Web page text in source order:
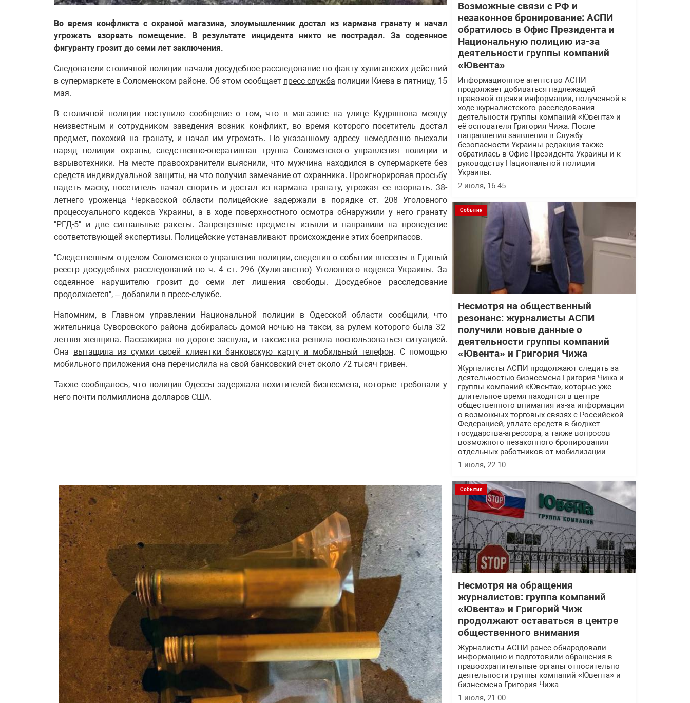
Во время конфликта с охраной магазина, злоумышленник достал из кармана гранату и начал
угрожать взорвать помещение. В результате инцидента никто не пострадал. За содеянное
фигуранту грозит до семи лет заключения.
Следователи столичной полиции начали досудебное расследование по факту хулиганских действий
в супермаркете в Соломенском районе. Об этом сообщает пресс-служба полиции Киева в пятницу, 15
мая.
В столичной полиции поступило сообщение о том, что в магазине на улице Кудряшова между
неизвестным и сотрудником заведения возник конфликт, во время которого посетитель достал
предмет, похожий на гранату, и начал им угрожать. По указанному адресу немедленно выехали
наряд полиции охраны, следственно-оперативная группа Соломенского управления полиции и
взрывотехники. На месте правоохранители выяснили, что мужчина находился в супермаркете без
средств индивидуальной защиты, на что получил замечание от охранника. Проигнорировав просьбу
надеть маску, посетитель начал спорить и достал из кармана гранату, угрожая ее взорвать. 38-
летнего уроженца Черкасской области полицейские задержали в порядке ст. 208 Уголовного
процессуального кодекса Украины, а в ходе поверхностного осмотра обнаружили у него гранату
"РГД-5" и две сигнальные ракеты. Запрещенные предметы изъяли и направили на проведение
соответствующей экспертизы. Полицейские устанавливают происхождение этих боеприпасов.
"Следственным отделом Соломенского управления полиции, сведения о событии внесены в Единый
реестр досудебных расследований по ч. 4 ст. 296 (Хулиганство) Уголовного кодекса Украины. За
содеянное нарушителю грозит до семи лет лишения свободы. Досудебное расследование
продолжается", – добавили в пресс-службе.
Напомним, в Главном управлении Национальной полиции в Одесской области сообщили, что
жительница Суворовского района добиралась домой ночью на такси, за рулем которого была 32-
летняя женщина. Пассажирка по дороге заснула, и таксистка решила воспользоваться ситуацией.
Она вытащила из сумки своей клиентки банковскую карту и мобильный телефон. С помощью
мобильного приложения она перечислила на свой банковский счет около 72 тысяч гривен.
Также сообщалось, что полиция Одессы задержала похитителей бизнесмена, которые требовали у
него почти полмиллиона долларов США.
Возможные связи с РФ и
незаконное бронирование: АСПИ
обратилось в Офис Президента и
Национальную полицию из-за
деятельности группы компаний
«Ювента»
Информационное агентство АСПИ
продолжает добиваться надлежащей
правовой оценки информации, полученной в
ходе журналистского расследования
деятельности группы компаний «Ювента» и
её основателя Григория Чижа. После
направления заявления в Службу
безопасности Украины редакция также
обратилась в Офис Президента Украины и к
руководству Национальной полиции
Украины.
2 июля, 16:45
События
Несмотря на общественный
резонанс: журналисты АСПИ
получили новые данные о
деятельности группы компаний
«Ювента» и Григория Чижа
Журналисты АСПИ продолжают следить за
деятельностью бизнесмена Григория Чижа и
группы компаний «Ювента», которые уже
длительное время находятся в центре
общественного внимания из-за информации
о возможных торговых связях с Российской
Федерацией, уплате средств в бюджет
государства-агрессора, а также вопросов
возможного незаконного бронирования
отдельных работников от мобилизации.
1 июля, 22:10
События
Несмотря на обращения
журналистов: группа компаний
«Ювента» и Григорий Чиж
продолжают оставаться в центре
общественного внимания
Журналисты АСПИ ранее обнародовали
информацию и подготовили обращения в
правоохранительные органы относительно
деятельности группы компаний «Ювента» и
бизнесмена Григория Чижа.
1 июля, 21:00